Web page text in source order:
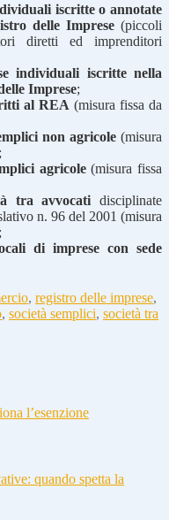
iscritte o annotate
delle Imprese(piccoli
diretti ed imprenditori
individuali iscritte nella
Imprese;
al REA (misura fissa da
non agricole (misura
agricole(misura fissa
tra avvocati disciplinate
n. 96 del 2001 (misura
di imprese con sede
, registro delle imprese,
, società semplici, società tra
l’esenzione
quando spetta la